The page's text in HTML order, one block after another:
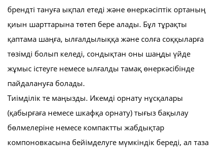
брендті тануға ықпал етеді және өнеркәсіптік ортаның
қиын шарттарына төтеп бере алады. Бұл тұрақты
қаптама шаңға, ылғалдылыққа және солға соққыларға
төзімді болып келеді, сондықтан оны шаңды үйде
жұмыс істеуге немесе ылғалды тамақ өнеркәсібінде
пайдалануға болады.
Тиімділік те маңызды. Икемді орнату нұсқалары
(қабырғаға немесе шкафқа орнату) тығыз бақылау
бөлмелеріне немесе компактты жабдықтар
компоновкасына бейімделуге мүмкіндік береді, ал таза